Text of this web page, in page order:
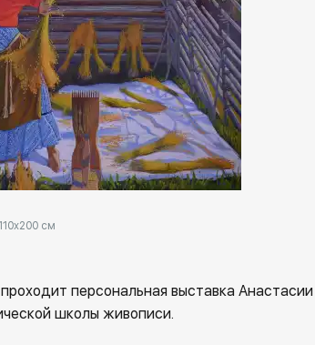
см
персональная выставка Анастасии
школы живописи.